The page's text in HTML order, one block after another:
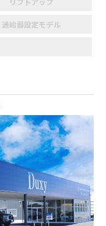
過給器設定モデル